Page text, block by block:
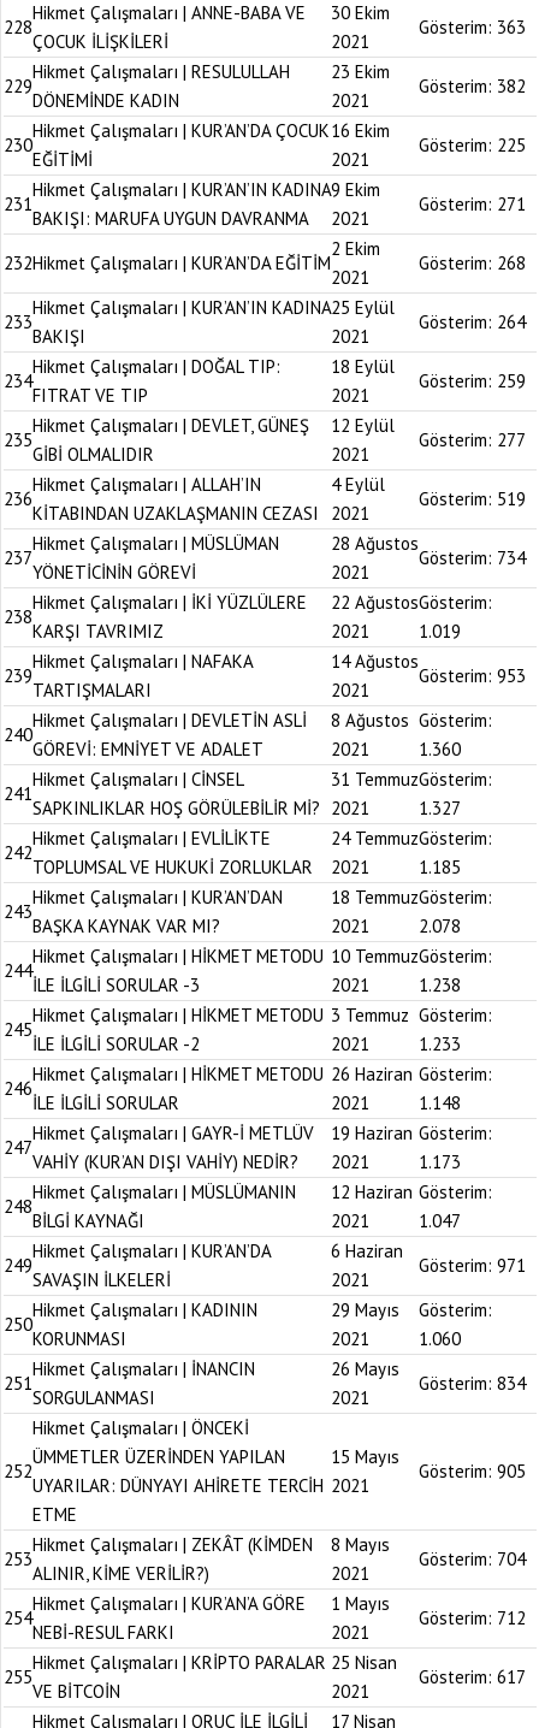
228
Hikmet Çalışmaları | ANNE-BABA VE
ÇOCUK İLİŞKİLERİ
30 Ekim
2021
Gösterim: 363
229
Hikmet Çalışmaları | RESULULLAH
DÖNEMİNDE KADIN
23 Ekim
2021
Gösterim: 382
230
Hikmet Çalışmaları | KUR’AN’DA ÇOCUK
EĞİTİMİ
16 Ekim
2021
Gösterim: 225
231
Hikmet Çalışmaları | KUR’AN’IN KADINA
BAKIŞI: MARUFA UYGUN DAVRANMA
9 Ekim
2021
Gösterim: 271
232Hikmet Çalışmaları | KUR’AN’DA EĞİTİM
2 Ekim
2021
Gösterim: 268
233
Hikmet Çalışmaları | KUR’AN’IN KADINA
BAKIŞI
25 Eylül
2021
Gösterim: 264
234
Hikmet Çalışmaları | DOĞAL TIP:
FITRAT VE TIP
18 Eylül
2021
Gösterim: 259
235
Hikmet Çalışmaları | DEVLET, GÜNEŞ
GİBİ OLMALIDIR
12 Eylül
2021
Gösterim: 277
236
Hikmet Çalışmaları | ALLAH’IN
KİTABINDAN UZAKLAŞMANIN CEZASI
4 Eylül
2021
Gösterim: 519
237
Hikmet Çalışmaları | MÜSLÜMAN
YÖNETİCİNİN GÖREVİ
28 Ağustos
2021
Gösterim: 734
238
Hikmet Çalışmaları | İKİ YÜZLÜLERE
KARŞI TAVRIMIZ
22 Ağustos
2021
Gösterim:
1.019
239
Hikmet Çalışmaları | NAFAKA
TARTIŞMALARI
14 Ağustos
2021
Gösterim: 953
240
Hikmet Çalışmaları | DEVLETİN ASLİ
GÖREVİ: EMNİYET VE ADALET
8 Ağustos
2021
Gösterim:
1.360
241
Hikmet Çalışmaları | CİNSEL
SAPKINLIKLAR HOŞ GÖRÜLEBİLİR Mİ?
31 Temmuz
2021
Gösterim:
1.327
242
Hikmet Çalışmaları | EVLİLİKTE
TOPLUMSAL VE HUKUKİ ZORLUKLAR
24 Temmuz
2021
Gösterim:
1.185
243
Hikmet Çalışmaları | KUR’AN’DAN
BAŞKA KAYNAK VAR MI?
18 Temmuz
2021
Gösterim:
2.078
244
Hikmet Çalışmaları | HİKMET METODU
İLE İLGİLİ SORULAR -3
10 Temmuz
2021
Gösterim:
1.238
245
Hikmet Çalışmaları | HİKMET METODU
İLE İLGİLİ SORULAR -2
3 Temmuz
2021
Gösterim:
1.233
246
Hikmet Çalışmaları | HİKMET METODU
İLE İLGİLİ SORULAR
26 Haziran
2021
Gösterim:
1.148
247
Hikmet Çalışmaları | GAYR-İ METLÜV
VAHİY (KUR’AN DIŞI VAHİY) NEDİR?
19 Haziran
2021
Gösterim:
1.173
248
Hikmet Çalışmaları | MÜSLÜMANIN
BİLGİ KAYNAĞI
12 Haziran
2021
Gösterim:
1.047
249
Hikmet Çalışmaları | KUR’AN’DA
SAVAŞIN İLKELERİ
6 Haziran
2021
Gösterim: 971
250
Hikmet Çalışmaları | KADININ
KORUNMASI
29 Mayıs
2021
Gösterim:
1.060
251
Hikmet Çalışmaları | İNANCIN
SORGULANMASI
26 Mayıs
2021
Gösterim: 834
252
Hikmet Çalışmaları | ÖNCEKİ
ÜMMETLER ÜZERİNDEN YAPILAN
UYARILAR: DÜNYAYI AHİRETE TERCİH
ETME
15 Mayıs
2021
Gösterim: 905
253
Hikmet Çalışmaları | ZEKÂT (KİMDEN
ALINIR, KİME VERİLİR?)
8 Mayıs
2021
Gösterim: 704
254
Hikmet Çalışmaları | KUR’AN’A GÖRE
NEBİ-RESUL FARKI
1 Mayıs
2021
Gösterim: 712
255
Hikmet Çalışmaları | KRİPTO PARALAR
VE BİTCOİN
25 Nisan
2021
Gösterim: 617
Hikmet Çalışmaları | ORUÇ İLE İLGİLİ 17 Nisan